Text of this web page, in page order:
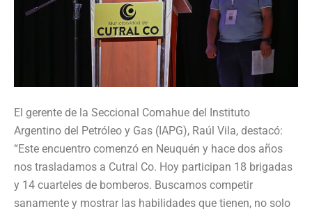
El gerente de la Seccional Comahue del Instituto
Argentino del Petróleo y Gas (IAPG), Raúl Vila, destacó:
“Este encuentro comenzó en Neuquén y hace dos años
nos trasladamos a Cutral Co. Hoy participan 18 brigadas
y 14 cuarteles de bomberos. Buscamos competir
sanamente y mostrar las habilidades que tienen, no solo